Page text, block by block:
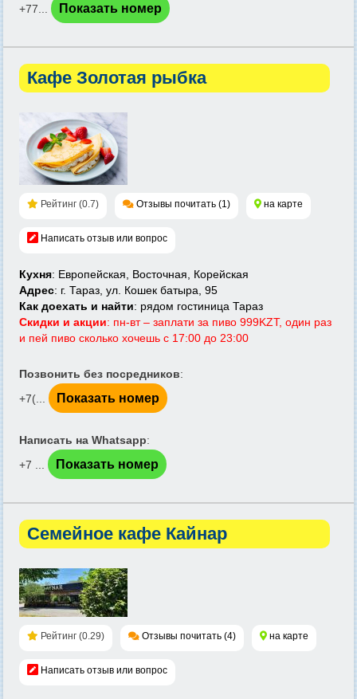
+77...
Показать номер
Кафе Золотая рыбка
Рейтинг (0.7) Отзывы почитать (1) на карте
Написать отзыв или вопрос
Кухня: Европейская, Восточная, Корейская
Адрес: г. Тараз, ул. Кошек батыра, 95
Как доехать и найти: рядом гостиница Тараз
Скидки и акции: пн-вт – заплати за пиво 999KZT, один раз
и пей пиво сколько хочешь с 17:00 до 23:00
Позвонить без посредников:
+7(...
Показать номер
Написать на Whatsapp:
+7 ...
Показать номер
Семейное кафе Кайнар
Рейтинг (0.29) Отзывы почитать (4) на карте
Написать отзыв или вопрос